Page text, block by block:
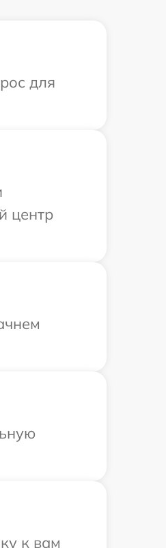
для
центр
к вам